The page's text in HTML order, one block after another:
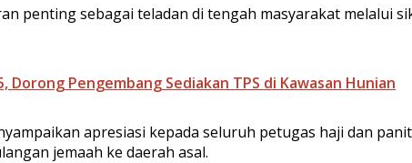
penting sebagai teladan di tengah masyarakat melalui
Dorong Pengembang Sediakan TPS di Kawasan Hunian
apresiasi kepada seluruh petugas haji dan
jemaah ke daerah asal.